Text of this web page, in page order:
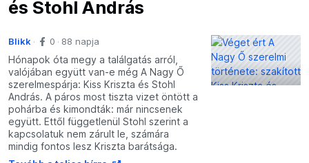
és Stohl András
Blikk 0 88 napja
Hónapok óta megy a találgatás arról,
valójában együtt van-e még A Nagy Ő
szerelmespárja: Kiss Kriszta és Stohl
András. A páros most tiszta vizet öntött a
pohárba és kimondták: már nincsenek
együtt. Ettől függetlenül Stohl szerint a
kapcsolatuk nem zárult le, számára
mindig fontos lesz Kriszta barátsága.